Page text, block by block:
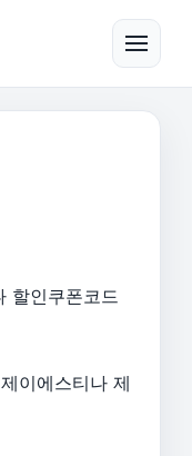
메뉴
할인쿠폰코드
이에스티나 제